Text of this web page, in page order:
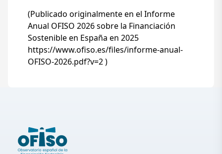
(Publicado originalmente en el Informe
Anual OFISO 2026 sobre la Financiación
Sostenible en España en 2025
https://www.ofiso.es/files/informe-anual-
OFISO-2026.pdf?v=2 )